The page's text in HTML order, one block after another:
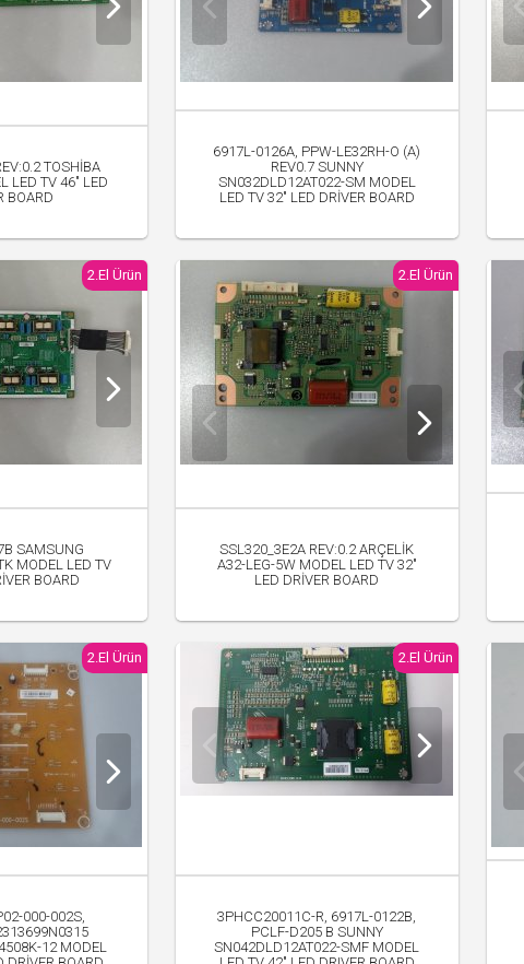
TOSHİBA
LED TV 46" LED
BOARD
6917L-0126A, PPW-LE32RH-O (A)
REV0.7 SUNNY
SN032DLD12AT022-SM MODEL
LED TV 32" LED DRİVER BOARD
2.El Ürün
SAMSUNG
MODEL LED TV
BOARD
2.El Ürün
SSL320_3E2A REV:0.2 ARÇELİK
A32-LEG-5W MODEL LED TV 32"
LED DRİVER BOARD
2.El Ürün
000-002S,
12 MODEL
2.El Ürün
3PHCC20011C-R, 6917L-0122B,
PCLF-D205 B SUNNY
SN042DLD12AT022-SMF MODEL